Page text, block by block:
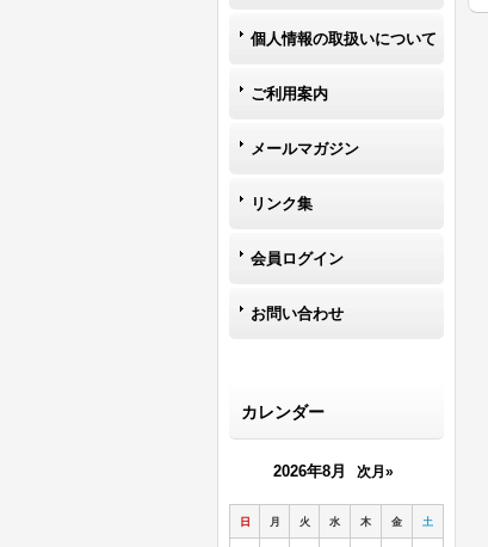
個人情報の取扱いについて
ご利用案内
メールマガジン
リンク集
会員ログイン
お問い合わせ
カレンダー
2026年8月 次月»
日 月 火 水 木 金 土